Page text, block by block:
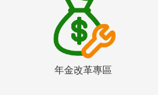
年金改革專區